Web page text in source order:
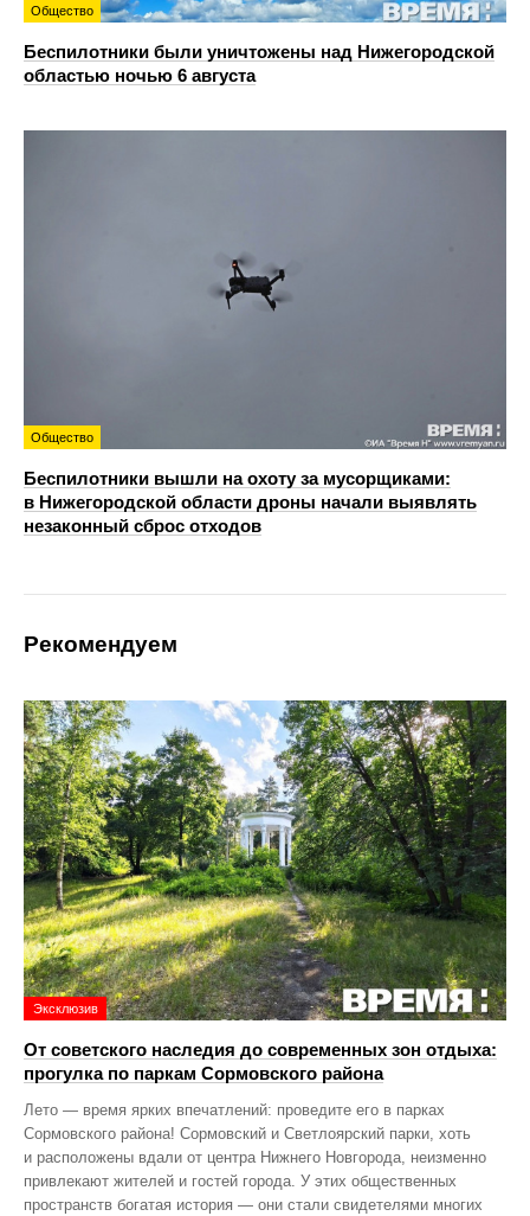
Общество
Беспилотники были уничтожены над Нижегородской
областью ночью 6 августа
Общество
Беспилотники вышли на охоту за мусорщиками:
в Нижегородской области дроны начали выявлять
незаконный сброс отходов
Рекомендуем
Эксклюзив
От советского наследия до современных зон отдыха:
прогулка по паркам Сормовского района
Лето — время ярких впечатлений: проведите его в парках
Сормовского района! Сормовский и Светлоярский парки, хоть
и расположены вдали от центра Нижнего Новгорода, неизменно
привлекают жителей и гостей города. У этих общественных
пространств богатая история — они стали свидетелями многих